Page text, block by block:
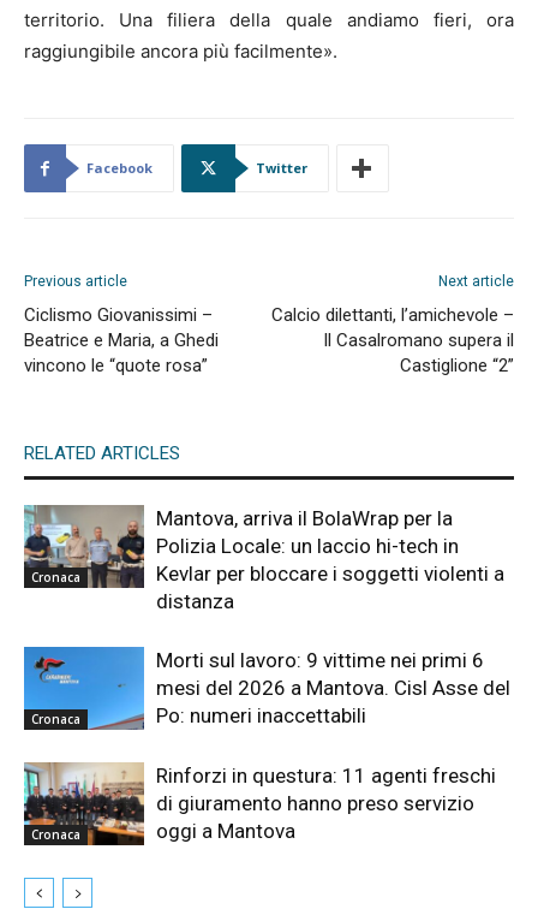
territorio. Una filiera della quale andiamo fieri, ora
raggiungibile ancora più facilmente».
Facebook Twitter
Previous article
Ciclismo Giovanissimi –
Beatrice e Maria, a Ghedi
vincono le “quote rosa”
Next article
Calcio dilettanti, l’amichevole –
Il Casalromano supera il
Castiglione “2”
RELATED ARTICLES
Cronaca
Mantova, arriva il BolaWrap per la
Polizia Locale: un laccio hi-tech in
Kevlar per bloccare i soggetti violenti a
distanza
Cronaca
Morti sul lavoro: 9 vittime nei primi 6
mesi del 2026 a Mantova. Cisl Asse del
Po: numeri inaccettabili
Cronaca
Rinforzi in questura: 11 agenti freschi
di giuramento hanno preso servizio
oggi a Mantova